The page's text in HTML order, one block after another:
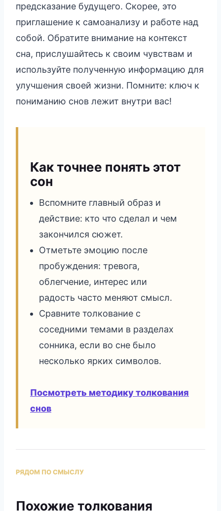
предсказание будущего. Скорее, это
приглашение к самоанализу и работе над
собой. Обратите внимание на контекст
сна, прислушайтесь к своим чувствам и
используйте полученную информацию для
улучшения своей жизни. Помните: ключ к
пониманию снов лежит внутри вас!
Как точнее понять этот
сон
Вспомните главный образ и
действие: кто что сделал и чем
закончился сюжет.
Отметьте эмоцию после
пробуждения: тревога,
облегчение, интерес или
радость часто меняют смысл.
Сравните толкование с
соседними темами в разделах
сонника, если во сне было
несколько ярких символов.
Посмотреть методику толкования
снов
РЯДОМ ПО СМЫСЛУ
Похожие толкования